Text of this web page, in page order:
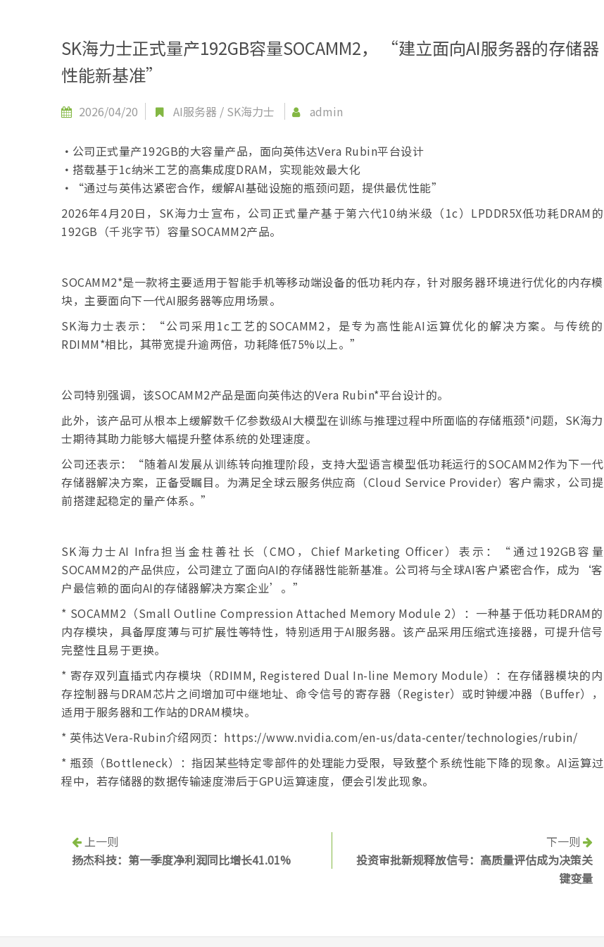
SK海力士正式量产192GB容量SOCAMM2， “建立面向AI服务器的存储器
性能新基准”
2026/04/20 AI服务器 / SK海力士 admin
· 公司正式量产192GB的大容量产品，面向英伟达Vera Rubin平台设计
· 搭载基于1c纳米工艺的高集成度DRAM，实现能效最大化
·
“通过与英伟达紧密合作，缓解AI基础设施的瓶颈问题，提供最优性能”
2026年4月20日，SK海力士宣布，公司正式量产基于第六代10纳米级（1c）LPDDR5X低功耗DRAM的
192GB（千兆字节）容量SOCAMM2产品。
SOCAMM2*是一款将主要适用于智能手机等移动端设备的低功耗内存，针对服务器环境进行优化的内存模
块，主要面向下一代AI服务器等应用场景。
SK海力士表示：“公司采用1c工艺的SOCAMM2，是专为高性能AI运算优化的解决方案。与传统的
RDIMM*相比，其带宽提升逾两倍，功耗降低75%以上。”
公司特别强调，该SOCAMM2产品是面向英伟达的Vera Rubin*平台设计的。
此外，该产品可从根本上缓解数千亿参数级AI大模型在训练与推理过程中所面临的存储瓶颈*问题，SK海力
士期待其助力能够大幅提升整体系统的处理速度。
公司还表示：“随着AI发展从训练转向推理阶段，支持大型语言模型低功耗运行的SOCAMM2作为下一代
存储器解决方案，正备受瞩目。为满足全球云服务供应商（Cloud Service Provider）客户需求，公司提
前搭建起稳定的量产体系。”
SK海力士AI Infra担当金柱善社长（CMO，Chief Marketing Officer）表示：“通过192GB容量
SOCAMM2的产品供应，公司建立了面向AI的存储器性能新基准。公司将与全球AI客户紧密合作，成为‘客
户最信赖的面向AI的存储器解决方案企业’。”
* SOCAMM2（Small Outline Compression Attached Memory Module 2）：一种基于低功耗DRAM的
内存模块，具备厚度薄与可扩展性等特性，特别适用于AI服务器。该产品采用压缩式连接器，可提升信号
完整性且易于更换。
* 寄存双列直插式内存模块（RDIMM, Registered Dual In-line Memory Module）：在存储器模块的内
存控制器与DRAM芯片之间增加可中继地址、命令信号的寄存器（Register）或时钟缓冲器（Buffer），
适用于服务器和工作站的DRAM模块。
* 英伟达Vera-Rubin介绍网页：https://www.nvidia.com/en-us/data-center/technologies/rubin/
* 瓶颈（Bottleneck）：指因某些特定零部件的处理能力受限，导致整个系统性能下降的现象。AI运算过
程中，若存储器的数据传输速度滞后于GPU运算速度，便会引发此现象。
上一则
扬杰科技：第一季度净利润同比增长41.01%
下一则
投资审批新规释放信号：高质量评估成为决策关
键变量